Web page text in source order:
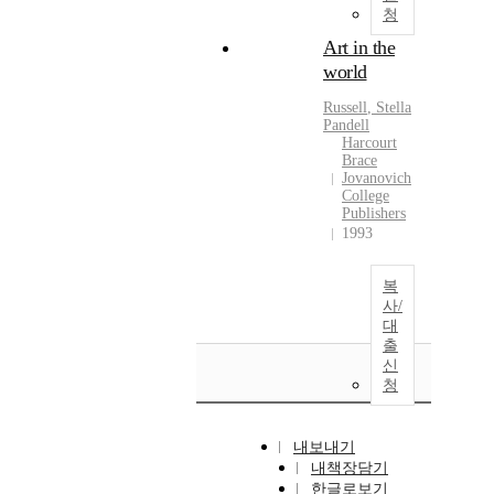
청
Art in the
world
Russell, Stella
Pandell
Harcourt
Brace
Jovanovich
College
Publishers
1993
복
사/
대
출
신
청
내보내기
내책장담기
한글로보기